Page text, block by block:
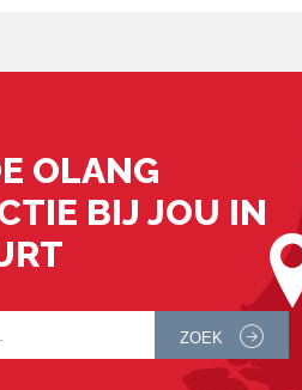
OLANG
BIJ JOU IN
ZOEK